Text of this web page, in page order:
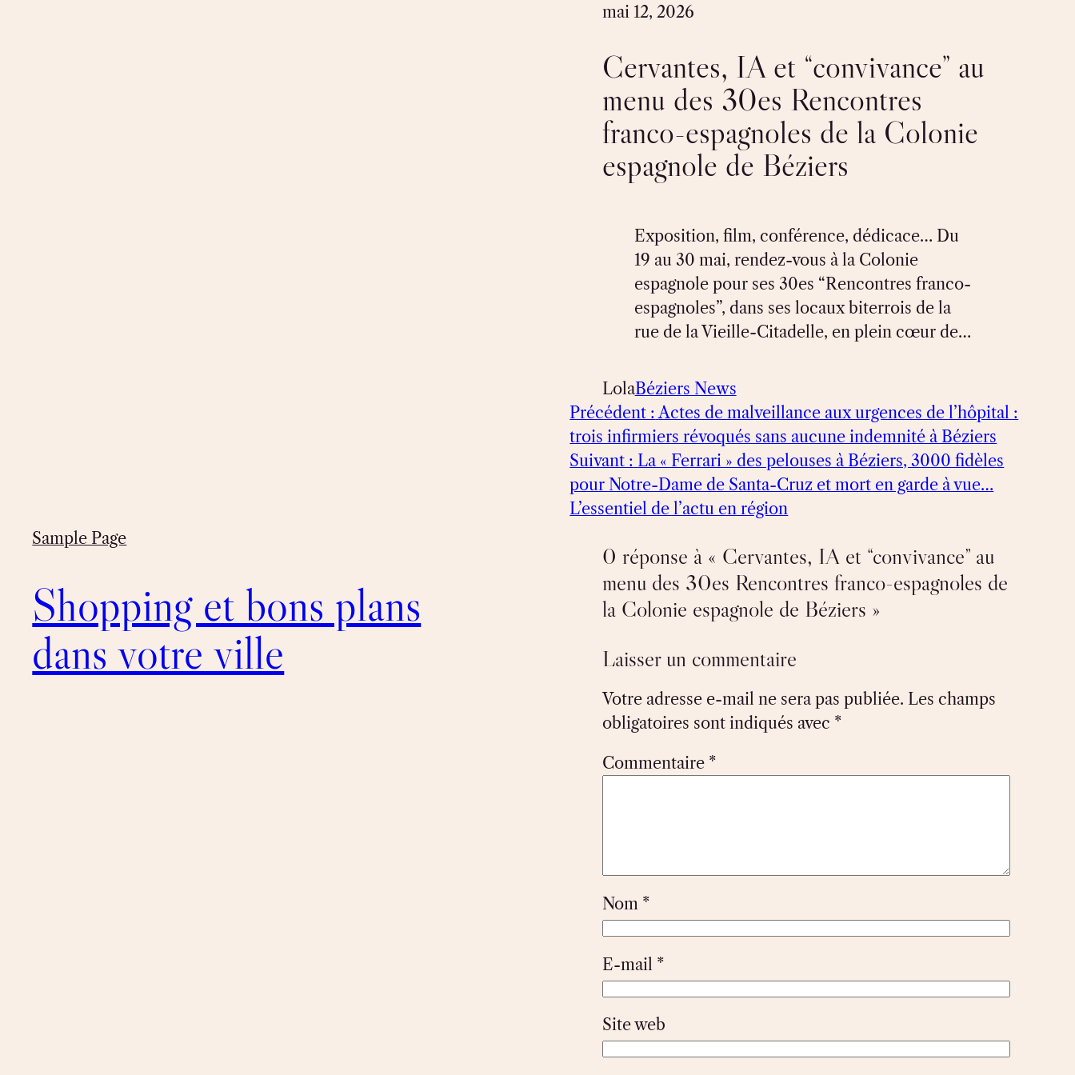
Sample Page
Shopping et bons plans
dans votre ville
mai 12, 2026
Cervantes, IA et “convivance” au
menu des 30es Rencontres
franco-espagnoles de la Colonie
espagnole de Béziers
Exposition, film, conférence, dédicace… Du
19 au 30 mai, rendez-vous à la Colonie
espagnole pour ses 30es “Rencontres franco-
espagnoles”, dans ses locaux biterrois de la
rue de la Vieille-Citadelle, en plein cœur de…
LolaBéziers News
Précédent : Actes de malveillance aux urgences de l’hôpital :
trois infirmiers révoqués sans aucune indemnité à Béziers
Suivant : La « Ferrari » des pelouses à Béziers, 3000 fidèles
pour Notre-Dame de Santa-Cruz et mort en garde à vue…
L’essentiel de l’actu en région
0 réponse à « Cervantes, IA et “convivance” au
menu des 30es Rencontres franco-espagnoles de
la Colonie espagnole de Béziers »
Laisser un commentaire
Votre adresse e-mail ne sera pas publiée. Les champs
obligatoires sont indiqués avec *
Commentaire *
Nom *
E-mail *
Site web